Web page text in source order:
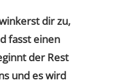
dir zu,
fasst einen
der Rest
und es wird